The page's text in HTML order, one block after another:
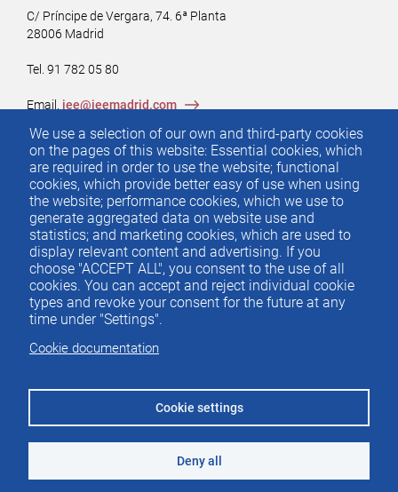
We use a selection of our own and third-party cookies
on the pages of this website: Essential cookies, which
are required in order to use the website; functional
cookies, which provide better easy of use when using
the website; performance cookies, which we use to
generate aggregated data on website use and
statistics; and marketing cookies, which are used to
display relevant content and advertising. If you
choose "ACCEPT ALL", you consent to the use of all
cookies. You can accept and reject individual cookie
types and revoke your consent for the future at any
time under "Settings".
Cookie documentation
Cookie settings
Deny all
C/ Príncipe de Vergara, 74. 6ª Planta
28006 Madrid
Tel. 91 782 05 80
Email. iee@ieemadrid.com
Menú
del
pie
Contacto
Menu
footer
ACTUALIDAD
IEE
PUBLICACIONES
IDEAS Y PENSAMIENTO
PREMIOS IEE
CONTACTO
©2026 Instituto de Estudios Económicos